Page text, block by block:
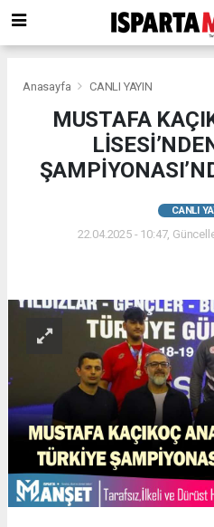
Anasayfa CANLI YAYIN
MUSTAFA
CANLI
22.04.2025 - 10:47,